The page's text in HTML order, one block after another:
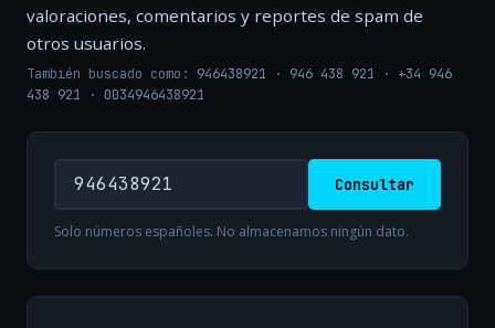
valoraciones, comentarios y reportes de spam de
otros usuarios.
También buscado como: 946438921 · 946 438 921 · +34 946
438 921 · 0034946438921
Consultar
Solo números españoles. No almacenamos ningún dato.